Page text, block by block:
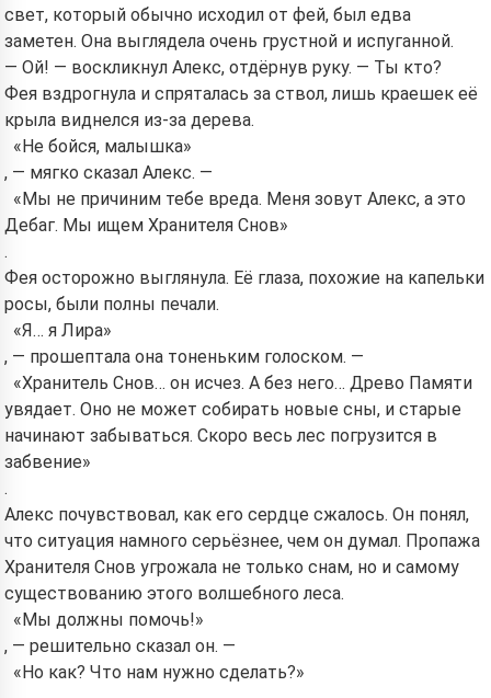
свет, который обычно исходил от фей, был едва
заметен. Она выглядела очень грустной и испуганной.
— Ой! — воскликнул Алекс, отдёрнув руку. — Ты кто?
Фея вздрогнула и спряталась за ствол, лишь краешек её
крыла виднелся из-за дерева.
«Не бойся, малышка»
, — мягко сказал Алекс. —
«Мы не причиним тебе вреда. Меня зовут Алекс, а это
Дебаг. Мы ищем Хранителя Снов»
.
Фея осторожно выглянула. Её глаза, похожие на капельки
росы, были полны печали.
«Я… я Лира»
, — прошептала она тоненьким голоском. —
«Хранитель Снов… он исчез. А без него… Древо Памяти
увядает. Оно не может собирать новые сны, и старые
начинают забываться. Скоро весь лес погрузится в
забвение»
.
Алекс почувствовал, как его сердце сжалось. Он понял,
что ситуация намного серьёзнее, чем он думал. Пропажа
Хранителя Снов угрожала не только снам, но и самому
существованию этого волшебного леса.
«Мы должны помочь!»
, — решительно сказал он. —
«Но как? Что нам нужно сделать?»